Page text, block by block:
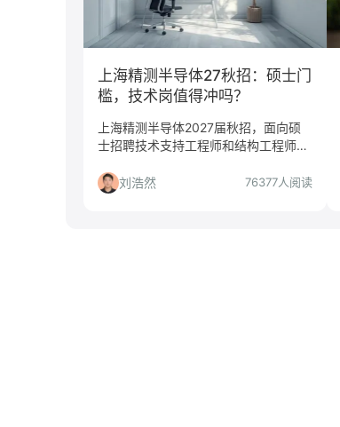
上海精测半导体27秋招：硕士门
槛，技术岗值得冲吗？
上海精测半导体2027届秋招，面向硕
士招聘技术支持工程师和结构工程师，
门槛、适合人群与投递建议，帮你判断
是否值得投。
刘浩然 76377人阅读